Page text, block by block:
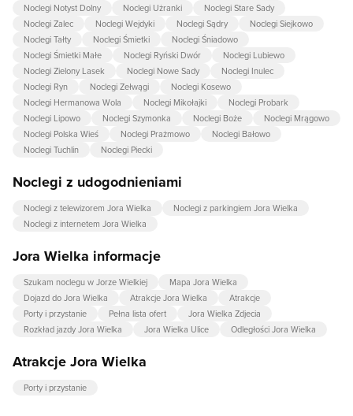
Noclegi Notyst Dolny
Noclegi Użranki
Noclegi Stare Sady
Noclegi Zalec
Noclegi Wejdyki Noclegi Sądry
Noclegi Siejkowo
Noclegi Tałty
Noclegi Śmietki
Noclegi Śniadowo
Noclegi Śmietki Małe
Noclegi Ryński Dwór
Noclegi Lubiewo
Noclegi Zielony Lasek
Noclegi Nowe Sady
Noclegi Inulec
Noclegi Ryn
Noclegi Zełwągi
Noclegi Kosewo
Noclegi Hermanowa Wola
Noclegi Mikołajki
Noclegi Probark
Noclegi Lipowo
Noclegi Szymonka Noclegi Boże
Noclegi Mrągowo
Noclegi Polska Wieś
Noclegi Prażmowo
Noclegi Bałowo
Noclegi Tuchlin
Noclegi Piecki
Noclegi z udogodnieniami
Noclegi z telewizorem Jora Wielka
Noclegi z parkingiem Jora Wielka
Noclegi z internetem Jora Wielka
Jora Wielka informacje
Szukam noclegu w Jorze Wielkiej
Mapa Jora Wielka
Dojazd do Jora Wielka
Atrakcje Jora Wielka
Atrakcje
Porty i przystanie
Pełna lista ofert
Jora Wielka Zdjecia
Rozkład jazdy Jora Wielka
Jora Wielka Ulice Odległości Jora Wielka
Atrakcje Jora Wielka
Porty i przystanie